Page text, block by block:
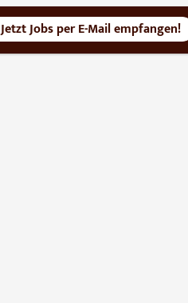
Jetzt Jobs per E-Mail empfangen!